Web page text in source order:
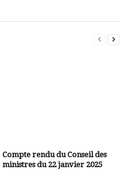
Compte rendu du Conseil des
ministres du 22 janvier 2025